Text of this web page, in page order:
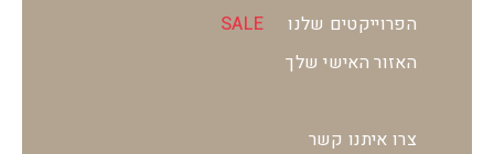
הפרוייקטים שלנו
האזור האישי שלך
SALE
צרו איתנו קשר